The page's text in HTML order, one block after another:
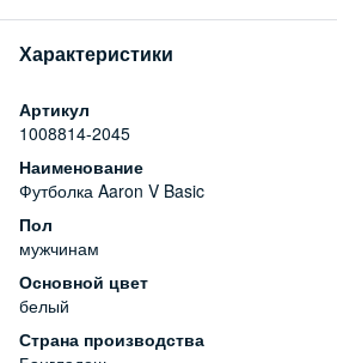
Характеристики
Артикул
1008814-2045
Наименование
Футболка Aaron V Basic
Пол
мужчинам
Основной цвет
белый
Страна производства